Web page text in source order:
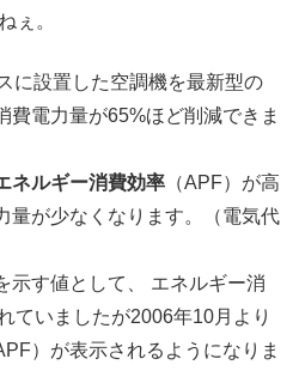
ぇ。
に設置した空調機を最新型の
費電力量が65%ほど削減できま
ネルギー消費効率 （APF）が高
量が少なくなります。（電気代
示す値として、 エネルギー消
ていましたが2006年10月より
）が表示されるようになりま